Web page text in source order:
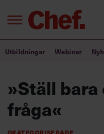
Bra ledare
Utbildning
Utbildningar Webinar
»Ställ bara
fråga«
Okategoriserade